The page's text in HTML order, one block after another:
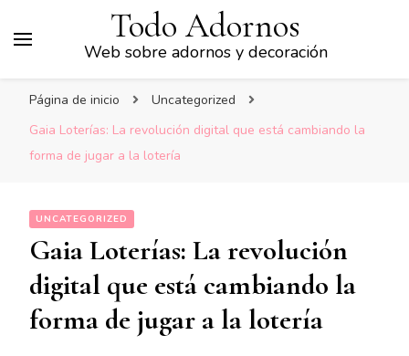
Todo Adornos
Web sobre adornos y decoración
Página de inicio
Uncategorized
Gaia Loterías: La revolución digital que está cambiando la
forma de jugar a la lotería
UNCATEGORIZED
Gaia Loterías: La revolución
digital que está cambiando la
forma de jugar a la lotería